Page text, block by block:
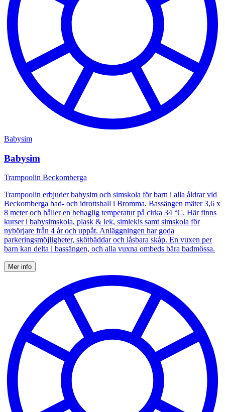
Babysim
Babysim
Trampoolin Beckomberga
Trampoolin erbjuder babysim och simskola för barn i alla åldrar vid
Beckomberga bad- och idrottshall i Bromma. Bassängen mäter 3,6 x
8 meter och håller en behaglig temperatur på cirka 34 °C. Här finns
kurser i babysimskola, plask & lek, simlekis samt simskola för
nybörjare från 4 år och uppåt. Anläggningen har goda
parkeringsmöjligheter, skötbäddar och låsbara skåp. En vuxen per
barn kan delta i bassängen, och alla vuxna ombeds bära badmössa.
Mer info